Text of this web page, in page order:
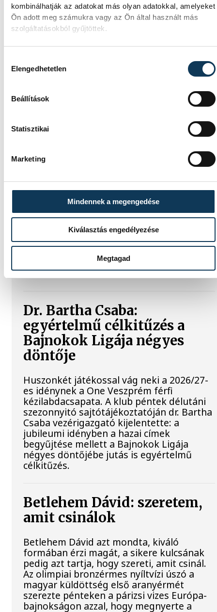
kombinálhatják az adatokat más olyan adatokkal, amelyeket
Ön adott meg számukra vagy az Ön által használt más
szolgáltatásokból gyűjtöttek.
Elengedhetetlen
Beállítások
Statisztikai
Marketing
Mindennek a megengedése
Kiválasztás engedélyezése
Megtagad
A gólok mellett a könnyek
is potyogtak – Gasper
Veszprémtől
gálamérkőzést láthatott a veszprémi
közönség péntek este. A One Veszprém
idénybeli első hazai mérkőzésén
fölényesen nyert a szlovén RK Celje ellen,
az est azonban Gasper Marguc búcsúja
miatt marad örökre emlékezetes. A
szlovén közönségkedvenc utoljára öltötte
magára a bakonyiak 24-es mezét, amelyet
a klub örökre visszavonultatott.
Dr. Bartha Csaba:
egyértelmű célkitűzés a
Bajnokok Ligája négyes
döntője
Huszonkét játékossal vág neki a 2026/27-
es idénynek a One Veszprém férfi
kézilabdacsapata. A klub péntek délutáni
szezonnyitó sajtótájékoztatóján dr. Bartha
Csaba vezérigazgató kijelentette: a
jubileumi idényben a hazai címek
begyűjtése mellett a Bajnokok Ligája
négyes döntőjébe jutás is egyértelmű
célkitűzés.
Betlehem Dávid: szeretem,
amit csinálok
Betlehem Dávid azt mondta, kiváló
formában érzi magát, a sikere kulcsának
pedig azt tartja, hogy szereti, amit csinál.
Az olimpiai bronzérmes nyíltvízi úszó a
magyar küldöttség első aranyérmét
szerezte pénteken a párizsi vizes Európa-
bajnokságon azzal, hogy megnyerte a